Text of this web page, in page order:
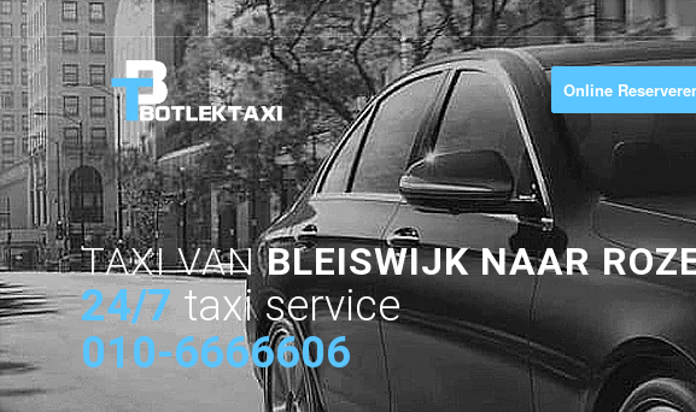
Online
TAXI VANBLEISWIJK NAAR
24/7 taxi service
010-6666606